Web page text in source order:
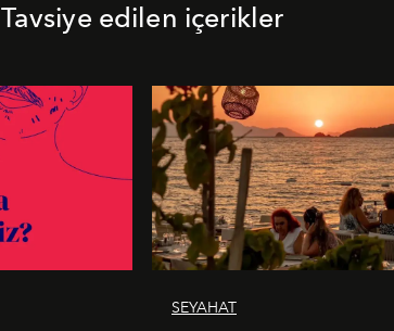
Tavsiye edilen içerikler
SEYAHAT